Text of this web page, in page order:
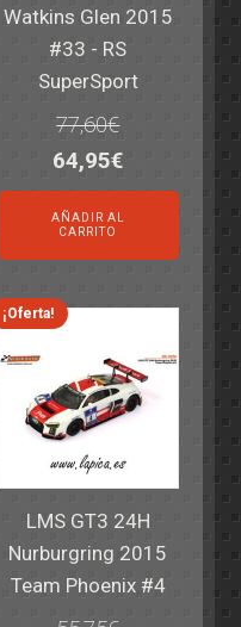
Watkins Glen 2015
#33 - RS
SuperSport
77,60€
El
precio
original
era:
77,60€.
64,95€El
precio
actual
es:
64,95€.
AÑADIR AL
CARRITO
¡Oferta!
LMS GT3 24H
Nurburgring 2015
Team Phoenix #4